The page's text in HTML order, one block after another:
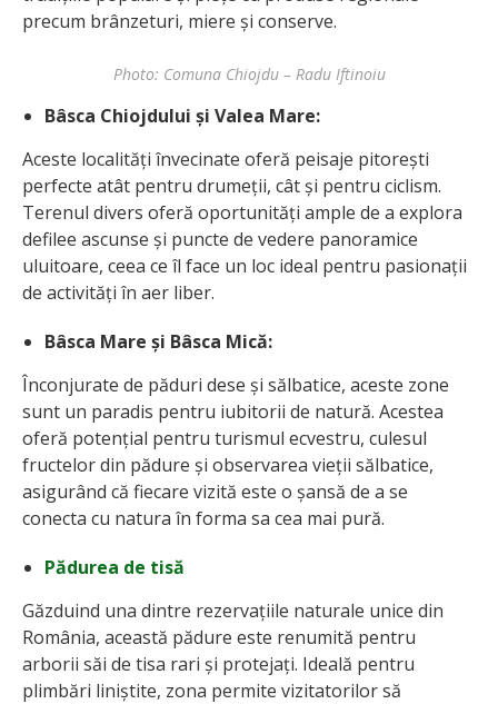
precum brânzeturi, miere și conserve.
Photo: Comuna Chiojdu – Radu Iftinoiu
Bâsca Chiojdului și Valea Mare:
Aceste localități învecinate oferă peisaje pitorești
perfecte atât pentru drumeții, cât și pentru ciclism.
Terenul divers oferă oportunități ample de a explora
defilee ascunse și puncte de vedere panoramice
uluitoare, ceea ce îl face un loc ideal pentru pasionații
de activități în aer liber.
Bâsca Mare și Bâsca Mică:
Înconjurate de păduri dese și sălbatice, aceste zone
sunt un paradis pentru iubitorii de natură. Acestea
oferă potențial pentru turismul ecvestru, culesul
fructelor din pădure și observarea vieții sălbatice,
asigurând că fiecare vizită este o șansă de a se
conecta cu natura în forma sa cea mai pură.
Pădurea de tisă
Găzduind una dintre rezervațiile naturale unice din
România, această pădure este renumită pentru
arborii săi de tisa rari și protejați. Ideală pentru
plimbări liniștite, zona permite vizitatorilor să